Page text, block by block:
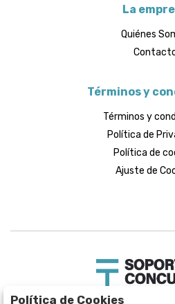
La
Quiénes
Términos y
Términos y
Política de
Política de
Ajuste de
Política de Cookies